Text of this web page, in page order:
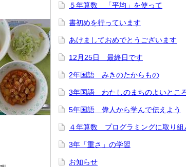
５年算数 「平均」を使って
書初めを行っています
あけましておめでとうございます
12月25日 最終日です
2年国語 みきのたからもの
3年国語 わたしのまちのよいとこ
5年国語 偉人から学んで伝えよう
４年算数 プログラミングに取り組
3年「重さ」の学習
お知らせ